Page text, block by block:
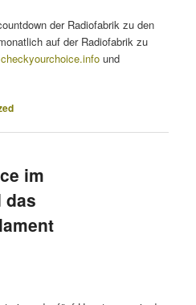
der Radiofabrik zu den
auf der Radiofabrik zu
und
im
das